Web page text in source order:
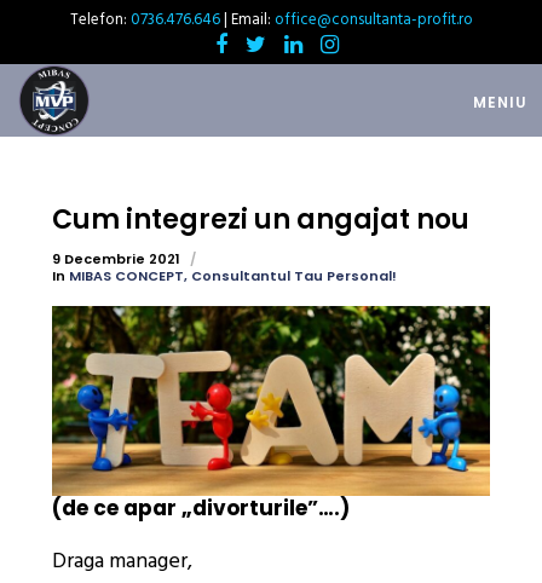
Telefon:0736.476.646| Email: office@consultanta-profit.ro
MENIU
Cum integrezi un angajat nou
9 Decembrie 2021
In MIBAS CONCEPT, Consultantul Tau Personal!
(de ce apar „divorturile”….)
Draga manager,